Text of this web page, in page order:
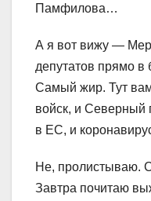
Памфилова…
А я вот вижу —
депутатов прямо в
Самый жир. Тут
войск, и Северный
в ЕС, и
Не, пролистываю.
Завтра почитаю